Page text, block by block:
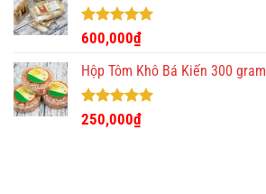
Được xếp
hạng
5.00
5 sao
600,000₫
Hộp Tôm Khô Bá Kiến 300 gram
Được xếp
hạng
5.00
250,000₫